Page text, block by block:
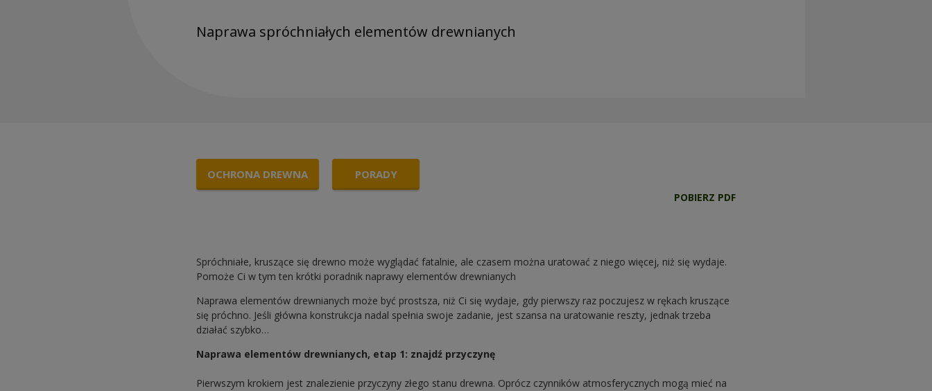
Naprawa spróchniałych elementów drewnianych
OCHRONA DREWNA PORADY
POBIERZ PDF
Spróchniałe, kruszące się drewno może wyglądać fatalnie, ale czasem można uratować z niego więcej, niż się wydaje.
Pomoże Ci w tym ten krótki poradnik naprawy elementów drewnianych
Naprawa elementów drewnianych może być prostsza, niż Ci się wydaje, gdy pierwszy raz poczujesz w rękach kruszące
się próchno. Jeśli główna konstrukcja nadal spełnia swoje zadanie, jest szansa na uratowanie reszty, jednak trzeba
działać szybko…
Naprawa elementów drewnianych, etap 1: znajdź przyczynę
Pierwszym krokiem jest znalezienie przyczyny złego stanu drewna. Oprócz czynników atmosferycznych mogą mieć na